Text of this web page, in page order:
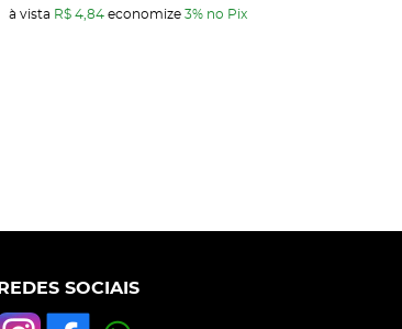
à vista R$ 4,84 economize 3% no Pix
REDES SOCIAIS